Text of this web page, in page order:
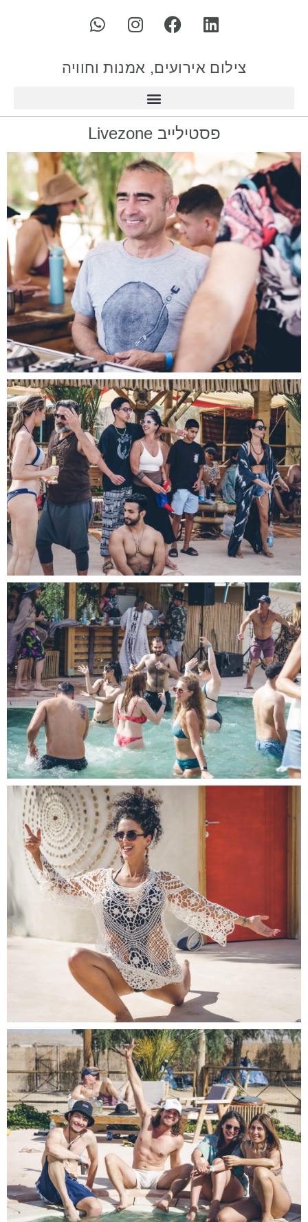
צילום אירועים, אמנות וחוויה
פסטילייב Livezone